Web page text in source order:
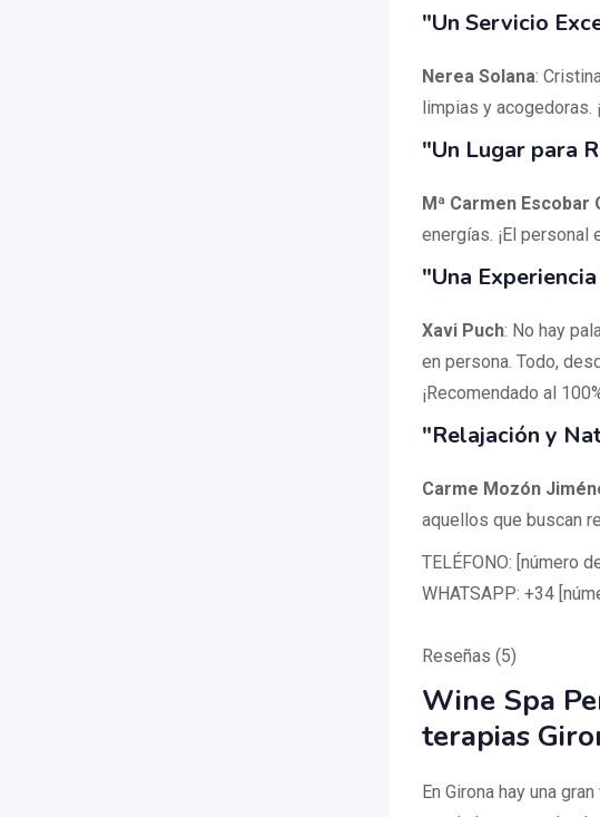
"Un Servicio
Nerea Solana:
limpias y acogedoras.
"Un Lugar para
Mª Carmen Escobar
energías. ¡El
"Una
Xavi Puch: No hay
en persona. Todo,
¡Recomendado al
"Relajación y
Carme Mozón
aquellos que buscan
TELÉFONO: [número
WHATSAPP: +34
Reseñas (5)
Wine Spa
terapias
En Girona hay una